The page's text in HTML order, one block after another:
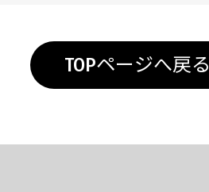
TOPページへ戻る